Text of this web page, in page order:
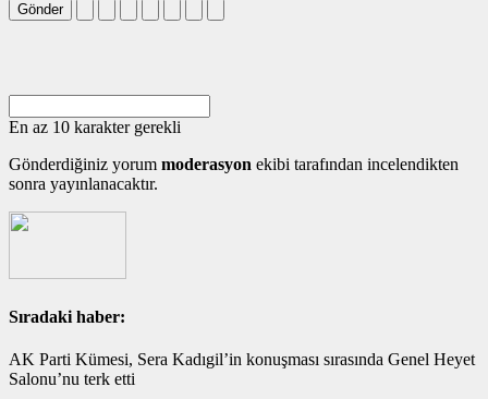
Gönder
En az 10 karakter gerekli
Gönderdiğiniz yorum moderasyon ekibi tarafından incelendikten
sonra yayınlanacaktır.
Sıradaki haber:
AK Parti Kümesi, Sera Kadıgil’in konuşması sırasında Genel Heyet
Salonu’nu terk etti